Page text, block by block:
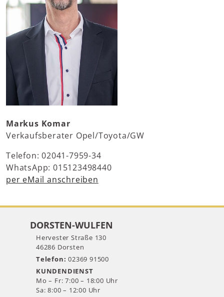
Markus Komar
Verkaufsberater Opel/Toyota/GW
Telefon: 02041-7959-34
WhatsApp: 015123498440
per eMail anschreiben
DORSTEN-WULFEN
Hervester Straße 130
46286 Dorsten
Telefon: 02369 91500
KUNDENDIENST
Mo – Fr: 7:00 – 18:00 Uhr
Sa: 8:00 – 12:00 Uhr